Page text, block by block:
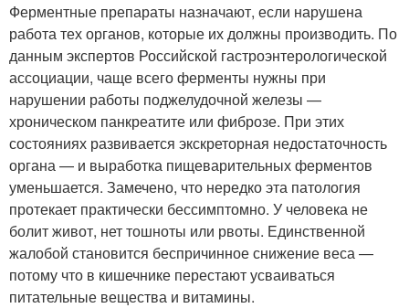
Ферментные препараты назначают, если нарушена
работа тех органов, которые их должны производить. По
данным экспертов Российской гастроэнтерологической
ассоциации, чаще всего ферменты нужны при
нарушении работы поджелудочной железы —
хроническом панкреатите или фиброзе. При этих
состояниях развивается экскреторная недостаточность
органа — и выработка пищеварительных ферментов
уменьшается. Замечено, что нередко эта патология
протекает практически бессимптомно. У человека не
болит живот, нет тошноты или рвоты. Единственной
жалобой становится беспричинное снижение веса —
потому что в кишечнике перестают усваиваться
питательные вещества и витамины.